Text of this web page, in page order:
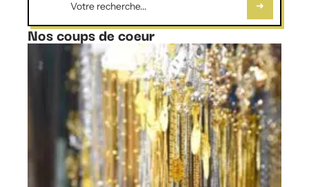
Nos coups de coeur